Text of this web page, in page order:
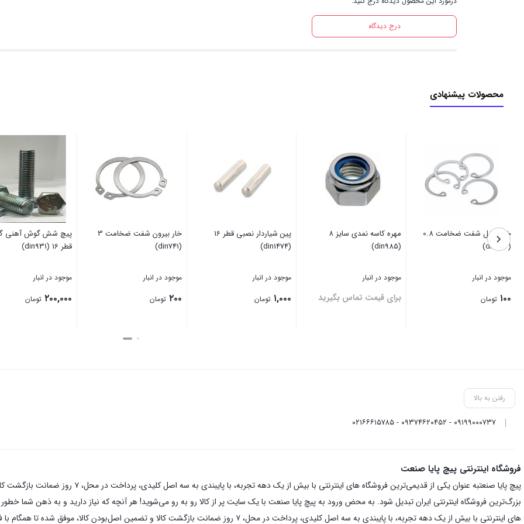
درج دیدگاه
محصولات پیشنهادی
خار داخل شفت ضخامت 0.8
(din742)
موجود در انبار
۱۰۰ تومان
مهره کاسه نمدی سایز 8
(din985)
موجود در انبار
برای قیمت تماس بگیرید
پین شیاردار نصبی قطر 16
(din1474)
موجود در انبار
۱,۰۰۰ تومان
خار بیرون شفت ضخامت 3
(din741)
موجود در انبار
۲۰۰ تومان
قطر 16 (din931)
موجود در انبار
۲۰۰,۰۰۰ تومان
رفتن به بالا
۰۹۱۹۹۰۰۰۷۳۷ - ۰۹۳۷۴۶۲۰۴۵۲ - ۰۲۱۶۶۶۱۵۷۸۵
فروشگاه اینترنتی پیچ پایا صنعت
پیچ پایا صنعتبه عنوان یکی از قدیمی‌ترین
بزرگ‌ترین فروشگاه اینترنتی ایران تبدیل شود. به محض ورود به پیچ پایا صنعت با یک سایت پر از کالا رو به رو می‌شوید! هر آنچه که نیاز دارید و به ذهن شما خطور
های اینترنتی با بیش از یک دهه تجربه، با پایبندی به سه اصل کلیدی، پرداخت در محل، ۷ روز ضمانت بازگشت کالا